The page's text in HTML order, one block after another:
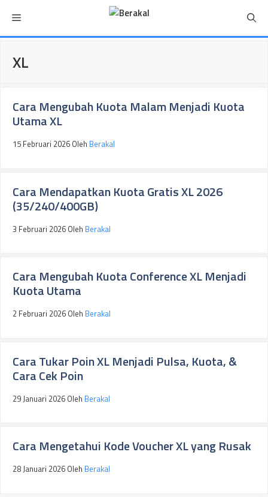
isi
Menu
XL
Cara Mengubah Kuota Malam Menjadi Kuota
Utama XL
15 Februari 2026 Oleh Berakal
Cara Mendapatkan Kuota Gratis XL 2026
(35/240/400GB)
3 Februari 2026 Oleh Berakal
Cara Mengubah Kuota Conference XL Menjadi
Kuota Utama
2 Februari 2026 Oleh Berakal
Cara Tukar Poin XL Menjadi Pulsa, Kuota, &
Cara Cek Poin
29 Januari 2026 Oleh Berakal
Cara Mengetahui Kode Voucher XL yang Rusak
28 Januari 2026 Oleh Berakal